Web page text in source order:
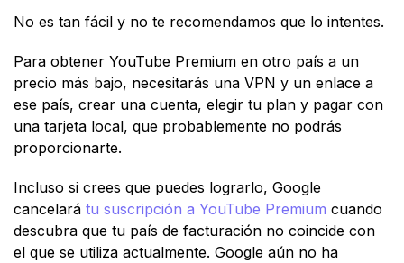
No es tan fácil y no te recomendamos que lo intentes.
Para obtener YouTube Premium en otro país a un
precio más bajo, necesitarás una VPN y un enlace a
ese país, crear una cuenta, elegir tu plan y pagar con
una tarjeta local, que probablemente no podrás
proporcionarte.
Incluso si crees que puedes lograrlo, Google
cancelará tu suscripción a YouTube Premium cuando
descubra que tu país de facturación no coincide con
el que se utiliza actualmente. Google aún no ha